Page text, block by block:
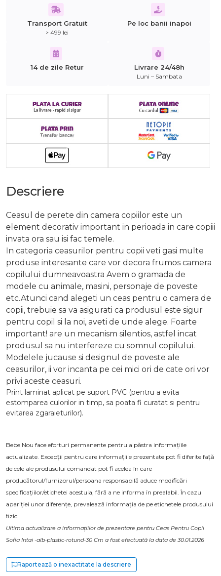
Transport Gratuit
> 499 lei
Pe loc banii inapoi
14 de zile Retur Livrare 24/48h
Luni – Sambata
Descriere
Ceasul de perete din camera copiilor este un
element decorativ important in perioada in care copiii
invata ora sau isi fac temele.
In categoria ceasurilor pentru copii veti gasi multe
produse interesante care vor decora frumos camera
copilului dumneavoastra Avem o gramada de
modele cu animale, masini, personaje de poveste
etc.Atunci cand alegeti un ceas pentru o camera de
copii, trebuie sa va asigurati ca produsul este sigur
pentru copil si la noi, aveti de unde alege. Foarte
important! are un mecanism silentios, astfel incat
produsul sa nu interfereze cu somnul copilului.
Modelele jucause si designul de poveste ale
ceasurilor, ii vor incanta pe cei mici ori de cate ori vor
privi aceste ceasuri.
Print laminat aplicat pe suport PVC (pentru a evita
estomparea culorilor in timp, sa poata fi curatat si pentru
evitarea zgaraieturilor).
Bebe Nou face eforturi permanente pentru a păstra informațiile
actualizate. Excepții pentru care informațiile prezentate pot fi diferite față
de cele ale produsului comandat pot fi acelea în care
producătorul/furnizorul/persoana responsabilă aduce modificări
specificațiilor/etichetei acestuia, fără a ne informa în prealabil. În cazul
apariției unor diferențe, prevalează informația de pe etichetele produsului
fizic.
Ultima actualizare a informațiilor de prezentare pentru Ceas Pentru Copii
Sofia Intai -alb-plastic-rotund-30 Cm a fost efectuată la data de 30.01.2026
Raportează o inexactitate la descriere